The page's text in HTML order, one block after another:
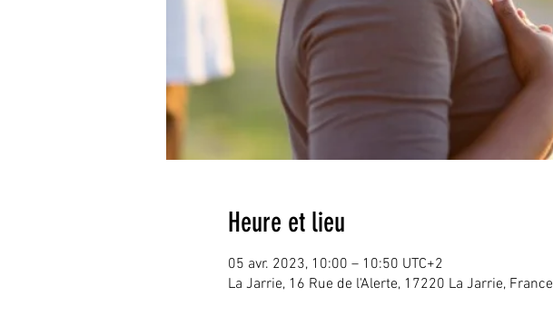
Heure et lieu
05 avr. 2023, 10:00 – 10:50 UTC+2
La Jarrie, 16 Rue de l'Alerte, 17220 La Jarrie, France